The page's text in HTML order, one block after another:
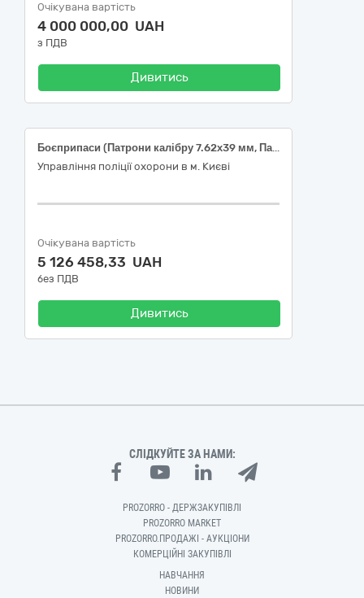
Очікувана вартість
4 000 000,00 UAH
з ПДВ
Дивитись
Боєприпаси (Патрони калібру 7.62х39 мм, Патрони калібру 9х18 мм, Патрони калібру 5,45х39 мм)
Управління поліції охорони в м. Києві
Очікувана вартість
5 126 458,33 UAH
без ПДВ
Дивитись
СЛІДКУЙТЕ ЗА НАМИ:
PROZORRO - ДЕРЖЗАКУПІВЛІ
PROZORRO MARKET
PROZORRO.ПРОДАЖІ - АУКЦІОНИ
КОМЕРЦІЙНІ ЗАКУПІВЛІ
НАВЧАННЯ
НОВИНИ